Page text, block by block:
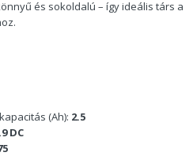
és sokoldalú – így ideális társ a
(Ah): 2.5
DC